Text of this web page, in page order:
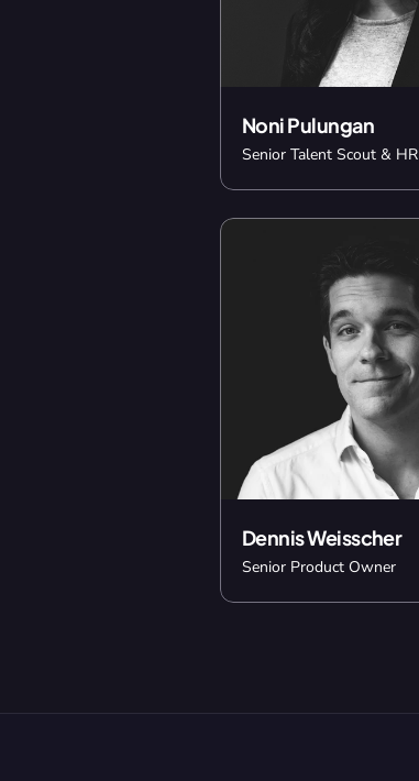
Noni Pulungan
Senior Talent Scout & HR
Dennis Weisscher
Senior Product Owner